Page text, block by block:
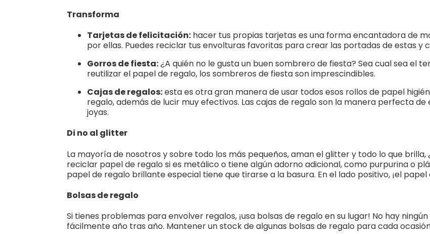
Transforma
Tarjetas de felicitación: hacer tus propias tarjetas es una forma encantadora de
por ellas. Puedes reciclar tus envolturas favoritas para crear las portadas de estas y
Gorros de fiesta:¿A quién no le gusta un buen sombrero de fiesta? Sea cual sea el
reutilizar el papel de regalo, los sombreros de fiesta son imprescindibles.
Cajas de regalos:esta es otra gran manera de usar todos esos rollos de papel
regalo, además de lucir muy efectivos. Las cajas de regalo son la manera perfecta
joyas.
Di no al glitter
La mayoría de nosotros y sobre todo los más pequeños, aman el glitter y todo lo que
reciclar papel de regalo si es metálico o tiene algún adorno adicional, como purpurina o
papel de regalo brillante especial tiene que tirarse a la basura. En el lado positivo, ¡el
Bolsas de regalo
Si tienes problemas para envolver regalos, ¡usa bolsas de regalo en su lugar! No hay
fácilmente año tras año. Mantener un stock de algunas bolsas de regalo para cada